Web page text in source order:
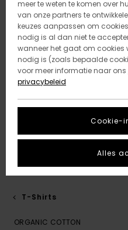
T-Shirts
ORGANIC COTTON
meer te weten te komen over
van onze partners te
keuzes aanpassen om
nodig is al dan niet te
wanneer het gaat om
nodig is (zoals bepaalde
voor meer informatie naar ons
privacybeleid
Cookie-
Alles